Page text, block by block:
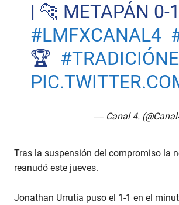
| 🐆 METAPÁN 0-
#LMFXCANAL4
🏆
— Canal 4.
Tras la suspensión del compromiso la
reanudó este jueves.
Jonathan Urrutia puso el 1-1 en el